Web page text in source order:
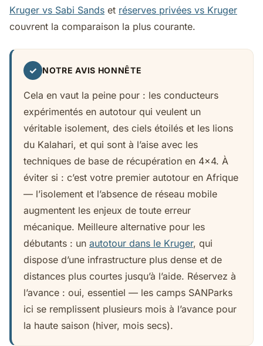
Kruger vs Sabi Sands et réserves privées vs Kruger
couvrent la comparaison la plus courante.
✓ NOTRE AVIS HONNÊTE
Cela en vaut la peine pour : les conducteurs
expérimentés en autotour qui veulent un
véritable isolement, des ciels étoilés et les lions
du Kalahari, et qui sont à l’aise avec les
techniques de base de récupération en 4x4. À
éviter si : c’est votre premier autotour en Afrique
— l’isolement et l’absence de réseau mobile
augmentent les enjeux de toute erreur
mécanique. Meilleure alternative pour les
débutants : un autotour dans le Kruger, qui
dispose d’une infrastructure plus dense et de
distances plus courtes jusqu’à l’aide. Réservez à
l’avance : oui, essentiel — les camps SANParks
ici se remplissent plusieurs mois à l’avance pour
la haute saison (hiver, mois secs).